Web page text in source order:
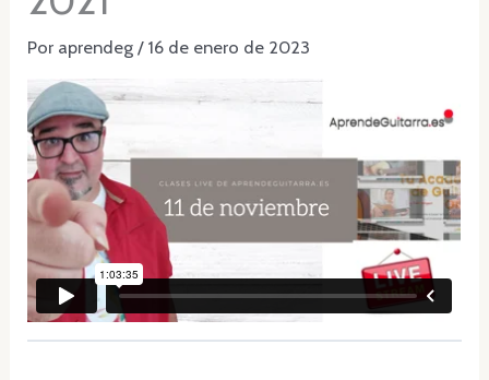
Por aprendeg/ 16 de enero de 2023